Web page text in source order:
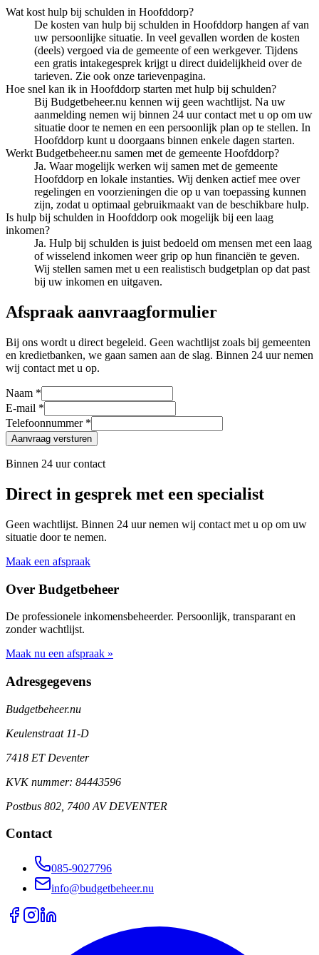
Wat kost hulp bij schulden in Hoofddorp?
De kosten van hulp bij schulden in Hoofddorp hangen af van
uw persoonlijke situatie. In veel gevallen worden de kosten
(deels) vergoed via de gemeente of een werkgever. Tijdens
een gratis intakegesprek krijgt u direct duidelijkheid over de
tarieven. Zie ook onze tarievenpagina.
Hoe snel kan ik in Hoofddorp starten met hulp bij schulden?
Bij Budgetbeheer.nu kennen wij geen wachtlijst. Na uw
aanmelding nemen wij binnen 24 uur contact met u op om uw
situatie door te nemen en een persoonlijk plan op te stellen. In
Hoofddorp kunt u doorgaans binnen enkele dagen starten.
Werkt Budgetbeheer.nu samen met de gemeente Hoofddorp?
Ja. Waar mogelijk werken wij samen met de gemeente
Hoofddorp en lokale instanties. Wij denken actief mee over
regelingen en voorzieningen die op u van toepassing kunnen
zijn, zodat u optimaal gebruikmaakt van de beschikbare hulp.
Is hulp bij schulden in Hoofddorp ook mogelijk bij een laag
inkomen?
Ja. Hulp bij schulden is juist bedoeld om mensen met een laag
of wisselend inkomen weer grip op hun financiën te geven.
Wij stellen samen met u een realistisch budgetplan op dat past
bij uw inkomen en uitgaven.
Afspraak aanvraagformulier
Bij ons wordt u direct begeleid. Geen wachtlijst zoals bij gemeenten
en kredietbanken, we gaan samen aan de slag. Binnen 24 uur nemen
wij contact met u op.
Naam *
E-mail *
Telefoonnummer *
Aanvraag versturen
Binnen 24 uur contact
Direct in gesprek met een specialist
Geen wachtlijst. Binnen 24 uur nemen wij contact met u op om uw
situatie door te nemen.
Maak een afspraak
Over Budgetbeheer
De professionele inkomensbeheerder. Persoonlijk, transparant en
zonder wachtlijst.
Maak nu een afspraak »
Adresgegevens
Budgetbeheer.nu
Keulenstraat 11-D
7418 ET Deventer
KVK nummer: 84443596
Postbus 802, 7400 AV DEVENTER
Contact
085-9027796
info@budgetbeheer.nu